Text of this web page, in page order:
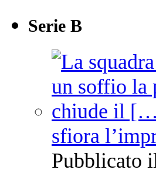
Serie B
sfiora
Pubblicato